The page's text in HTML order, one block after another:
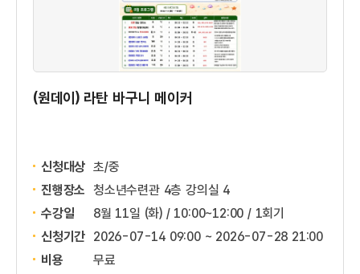
(원데이) 라탄 바구니 메이커
신청대상 초/중
진행장소 청소년수련관 4층 강의실 4
수강일
8월 11일 (화) / 10:00~12:00 / 1회기
신청기간 2026-07-14 09:00 ~ 2026-07-28 21:00
비용
무료